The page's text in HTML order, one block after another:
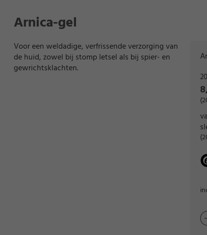
Arnica-gel
Voor een weldadige, verfrissende verzorging van
de huid, zowel bij stomp letsel als bij spier- en
gewrichtsklachten.